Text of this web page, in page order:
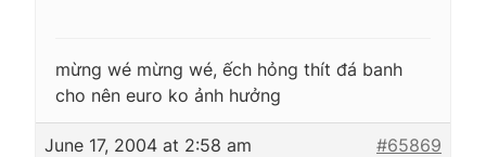
mừng wé mừng wé, ếch hỏng thít đá banh
cho nên euro ko ảnh hưởng
June 17, 2004 at 2:58 am #65869